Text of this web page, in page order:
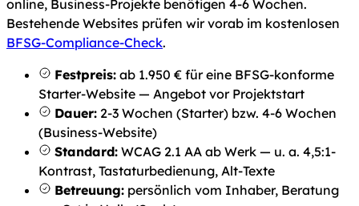
online, Business-Projekte benötigen 4-6 Wochen.
Bestehende Websites prüfen wir vorab im kostenlosen
BFSG-Compliance-Check.
Festpreis: ab 1.950 € für eine BFSG-konforme
Starter-Website — Angebot vor Projektstart
Dauer: 2-3 Wochen (Starter) bzw. 4-6 Wochen
(Business-Website)
Standard: WCAG 2.1 AA ab Werk — u. a. 4,5:1-
Kontrast, Tastaturbedienung, Alt-Texte
Betreuung: persönlich vom Inhaber, Beratung